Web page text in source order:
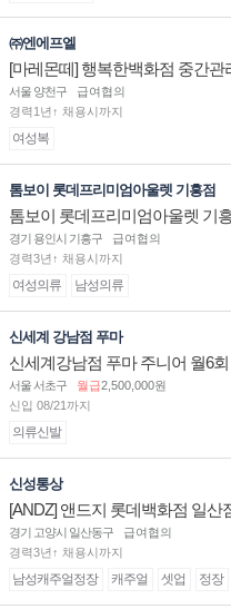
㈜엔에프엘
[마레몬떼] 행복한백화점 중간관
서울 양천구
급여협의
경력1년↑ 채용시까지
여성복
톰보이 롯데프리미엄아울렛 기흥점
톰보이 롯데프리미엄아울렛 기
직 구인합니다.
경기 용인시 기흥구
급여협의
경력3년↑ 채용시까지
여성의류 남성의류
신세계 강남점 푸마
신세계강남점 푸마 주니어 월6
서울 서초구 월급2,500,000원
신입 08/21까지
의류신발
신성통상
[ANDZ] 앤드지 롯데백화점 일산
경기 고양시 일산동구
급여협의
경력3년↑ 채용시까지
남성캐주얼정장 캐주얼 셋업 정장